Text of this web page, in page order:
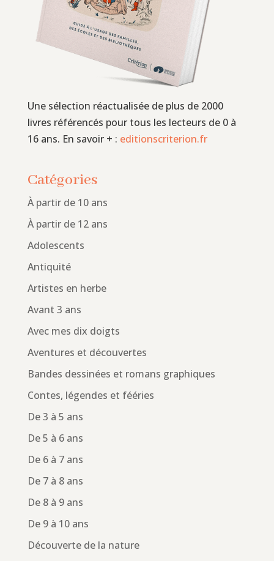
Une sélection réactualisée de plus de 2000
livres référencés pour tous les lecteurs de 0 à
16 ans. En savoir + : editionscriterion.fr
Catégories
À partir de 10 ans
À partir de 12 ans
Adolescents
Antiquité
Artistes en herbe
Avant 3 ans
Avec mes dix doigts
Aventures et découvertes
Bandes dessinées et romans graphiques
Contes, légendes et fééries
De 3 à 5 ans
De 5 à 6 ans
De 6 à 7 ans
De 7 à 8 ans
De 8 à 9 ans
De 9 à 10 ans
Découverte de la nature